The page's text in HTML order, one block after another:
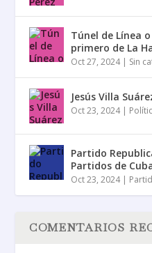
Túnel de Línea
primero de La
Oct 27, 2024| Sin
Jesús Villa
Oct 23, 2024|
Partido
Partidos de
Oct 23, 2024|
COMENTARIOS